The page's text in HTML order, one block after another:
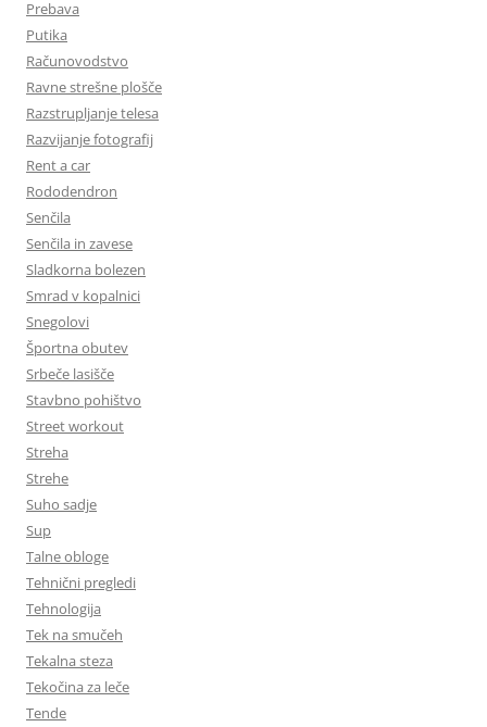
Prebava
Putika
Računovodstvo
Ravne strešne plošče
Razstrupljanje telesa
Razvijanje fotografij
Rent a car
Rododendron
Senčila
Senčila in zavese
Sladkorna bolezen
Smrad v kopalnici
Snegolovi
Športna obutev
Srbeče lasišče
Stavbno pohištvo
Street workout
Streha
Strehe
Suho sadje
Sup
Talne obloge
Tehnični pregledi
Tehnologija
Tek na smučeh
Tekalna steza
Tekočina za leče
Tende